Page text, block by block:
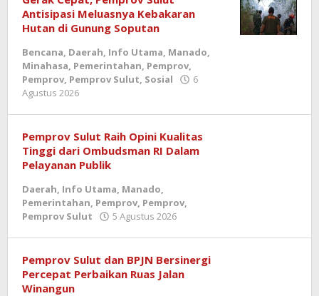
Antisipasi Meluasnya Kebakaran
Hutan di Gunung Soputan
Bencana, Daerah, Info Utama, Manado,
Minahasa, Pemerintahan, Pemprov,
Pemprov, Pemprov Sulut, Sosial
6
Agustus 2026
Pemprov Sulut Raih Opini Kualitas
Tinggi dari Ombudsman RI Dalam
Pelayanan Publik
Daerah, Info Utama, Manado,
Pemerintahan, Pemprov, Pemprov,
Pemprov Sulut
5 Agustus 2026
Pemprov Sulut dan BPJN Bersinergi
Percepat Perbaikan Ruas Jalan
Winangun